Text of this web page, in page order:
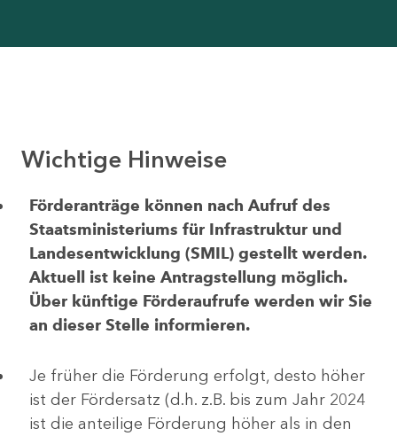
Wichtige Hinweise
Förderanträge können nach Aufruf des
Staatsministeriums für Infrastruktur und
Landesentwicklung (SMIL) gestellt werden.
Aktuell ist keine Antragstellung möglich.
Über künftige Förderaufrufe werden wir Sie
an dieser Stelle informieren.
Je früher die Förderung erfolgt, desto höher
ist der Fördersatz (d.h. z.B. bis zum Jahr 2024
ist die anteilige Förderung höher als in den